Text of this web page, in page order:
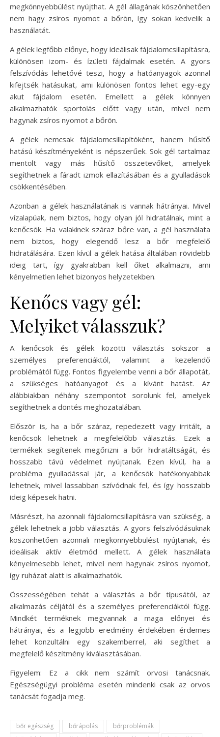
megkönnyebbülést nyújthat. A gél állagának köszönhetően
nem hagy zsíros nyomot a bőrön, így sokan kedvelik a
használatát.
A gélek legfőbb előnye, hogy ideálisak fájdalomcsillapításra,
különösen izom- és ízületi fájdalmak esetén. A gyors
felszívódás lehetővé teszi, hogy a hatóanyagok azonnal
kifejtsék hatásukat, ami különösen fontos lehet egy-egy
akut fájdalom esetén. Emellett a gélek könnyen
alkalmazhatók sportolás előtt vagy után, mivel nem
hagynak zsíros nyomot a bőrön.
A gélek nemcsak fájdalomcsillapítóként, hanem hűsítő
hatású készítményeként is népszerűek. Sok gél tartalmaz
mentolt vagy más hűsítő összetevőket, amelyek
segíthetnek a fáradt izmok ellazításában és a gyulladások
csökkentésében.
Azonban a gélek használatának is vannak hátrányai. Mivel
vízalapúak, nem biztos, hogy olyan jól hidratálnak, mint a
kenőcsök. Ha valakinek száraz bőre van, a gél használata
nem biztos, hogy elegendő lesz a bőr megfelelő
hidratálására. Ezen kívül a gélek hatása általában rövidebb
ideig tart, így gyakrabban kell őket alkalmazni, ami
kényelmetlen lehet bizonyos helyzetekben.
Kenőcs vagy gél:
Melyiket válasszuk?
A kenőcsök és gélek közötti választás sokszor a
személyes preferenciáktól, valamint a kezelendő
problémától függ. Fontos figyelembe venni a bőr állapotát,
a szükséges hatóanyagot és a kívánt hatást. Az
alábbiakban néhány szempontot sorolunk fel, amelyek
segíthetnek a döntés meghozatalában.
Először is, ha a bőr száraz, repedezett vagy irritált, a
kenőcsök lehetnek a megfelelőbb választás. Ezek a
termékek segítenek megőrizni a bőr hidratáltságát, és
hosszabb távú védelmet nyújtanak. Ezen kívül, ha a
probléma gyulladással jár, a kenőcsök hatékonyabbak
lehetnek, mivel lassabban szívódnak fel, és így hosszabb
ideig képesek hatni.
Másrészt, ha azonnali fájdalomcsillapításra van szükség, a
gélek lehetnek a jobb választás. A gyors felszívódásuknak
köszönhetően azonnali megkönnyebbülést nyújtanak, és
ideálisak aktív életmód mellett. A gélek használata
kényelmesebb lehet, mivel nem hagynak zsíros nyomot,
így ruházat alatt is alkalmazhatók.
Összességében tehát a választás a bőr típusától, az
alkalmazás céljától és a személyes preferenciáktól függ.
Mindkét terméknek megvannak a maga előnyei és
hátrányai, és a legjobb eredmény érdekében érdemes
lehet konzultálni egy szakemberrel, aki segíthet a
megfelelő készítmény kiválasztásában.
Figyelem: Ez a cikk nem számít orvosi tanácsnak.
Egészségügyi probléma esetén mindenki csak az orvos
tanácsát fogadja meg.
bőr egészség bőrápolás
bőrproblémák